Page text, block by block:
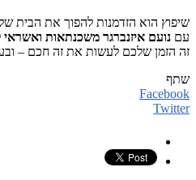
שיפוץ הוא הזדמנות להפוך את הבית
עם נועם איזנברגר משכנתאות
זה הזמן שלכם לעשות את זה חכם –
שתף
Facebook
Twitter